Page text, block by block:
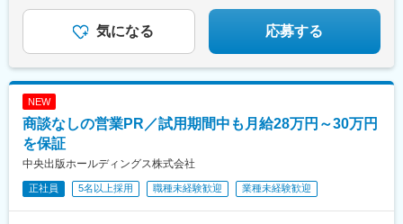
栖駅、武雄温泉駅、宮崎駅、西都城駅、上塩屋駅、枕崎駅、国分
駅(鹿児島県)、香椎駅、今宿駅、次郎丸駅、茶山駅(福岡県)、赤嶺
駅、てだこ浦西駅、首里駅、中村公園駅、上飯田駅、浄心駅、覚
王山駅、高蔵寺駅、新静岡駅、柳川駅、日赤病院前駅、陸前高砂
駅、美栄橋駅、高崎駅、八王子駅、調布駅、西国分寺駅、狭山市
中駅、鳴海駅、苅安賀駅、大垣駅、二十軒駅、四日市駅、津駅、
前後駅、三河豊田駅、牛田駅(愛知県)、岐南駅、浜松駅、北参道
駅、南方駅(大阪府)、米野駅、西鉄福岡駅、虎ノ門ヒルズ駅、高輪
ゲートウェイ駅、赤羽橋駅、汐留駅、溜池山王駅、浜松町駅、西
日暮里駅、代官山駅、西早稲田駅、新宿御苑前駅、西太子堂駅、
桜田門駅、秋葉原駅、二重橋前駅、半蔵門駅、新日本橋駅、水道
橋駅、日比谷駅、青井駅、牛田駅(東京都)、上野広小路駅、蓮沼
喫煙防止対策済
崎宮前駅、鹿児島中央駅前駅、土橋駅(広島県)、郵便局前駅、西８
丁目駅
仕事へチャレンジが可能です！
気になる 応募する
NEW
商談なしの営業PR／試用期間中も月給28万円～30万円
を保証
中央出版ホールディングス株式会社
正社員 5名以上採用 職種未経験歓迎 業種未経験歓迎